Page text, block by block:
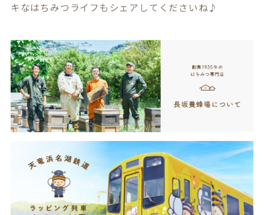
キなはちみつライフもシェアしてくださいね♪